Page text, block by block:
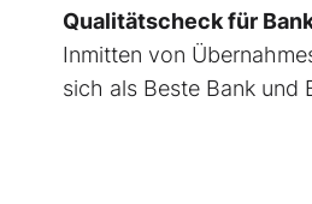
Qualitätscheck für
Inmitten von
sich als Beste Bank und